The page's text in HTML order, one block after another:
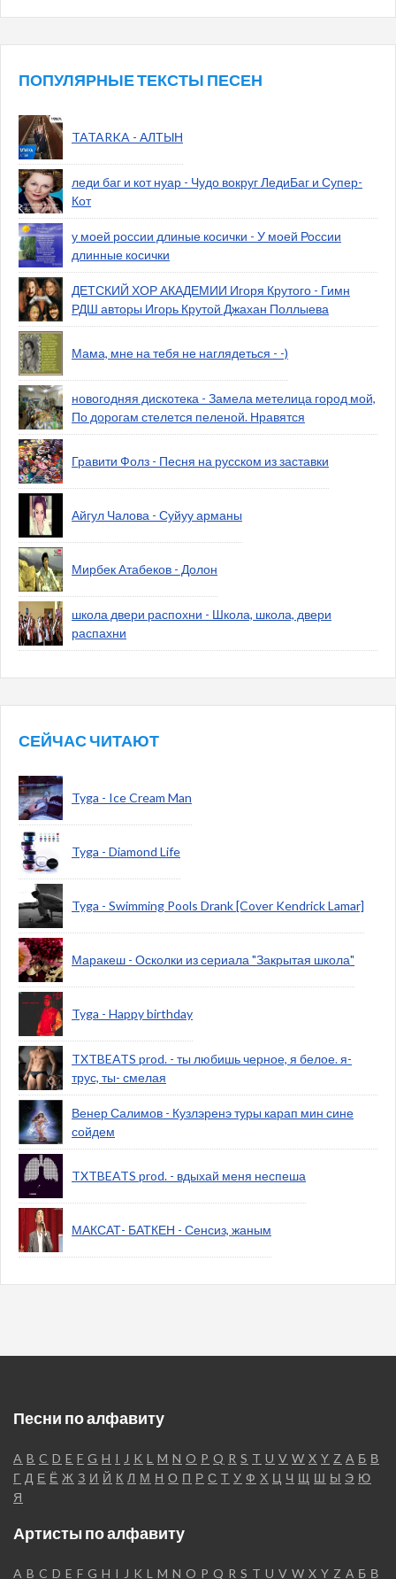
ПОПУЛЯРНЫЕ ТЕКСТЫ ПЕСЕН
TATARKA - АЛТЫН
леди баг и кот нуар - Чудо вокруг ЛедиБаг и Супер-
Кот
у моей россии длиные косички - У моей России
длинные косички
ДЕТСКИЙ ХОР АКАДЕМИИ Игоря Крутого - Гимн
РДШ авторы Игорь Крутой Джахан Поллыева
Мама, мне на тебя не наглядеться - -)
новогодняя дискотека - Замела метелица город мой,
По дорогам стелется пеленой. Нравятся
Гравити Фолз - Песня на русском из заставки
Айгул Чалова - Суйуу арманы
Мирбек Атабеков - Долон
школа двери распохни - Школа, школа, двери
распахни
СЕЙЧАС ЧИТАЮТ
Tyga - Ice Cream Man
Tyga - Diamond Life
Tyga - Swimming Pools Drank [Cover Kendrick Lamar]
Маракеш - Осколки из сериала "Закрытая школа"
Tyga - Happy birthday
TXTBEATS prod. - ты любишь черное, я белое. я-
трус, ты- смелая
Венер Салимов - Кузлэренэ туры карап мин сине
сойдем
TXTBEATS prod. - вдыхай меня неспеша
МАКСАТ- БАТКЕН - Сенсиз, жаным
Песни по алфавиту
A B C D E F G H I J K L M N O P Q R S T U V W X Y Z А Б В
Г Д Е Ё Ж З И Й К Л М Н О П Р С Т У Ф Х Ц Ч Щ Ш Ы Э Ю
Я
Артисты по алфавиту
A B C D E F G H I J K L M N O P Q R S T U V W X Y Z А Б В